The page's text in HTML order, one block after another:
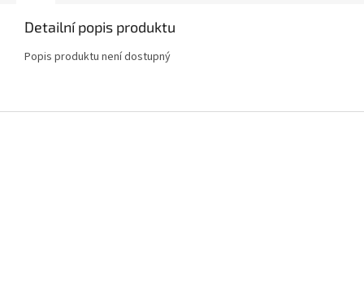
Detailní popis produktu
Popis produktu není dostupný